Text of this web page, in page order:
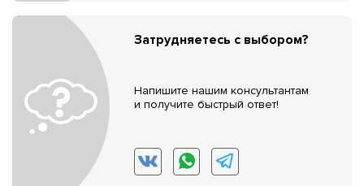
Затрудняетесь с выбором?
Напишите нашим консультантам
и получите быстрый ответ!